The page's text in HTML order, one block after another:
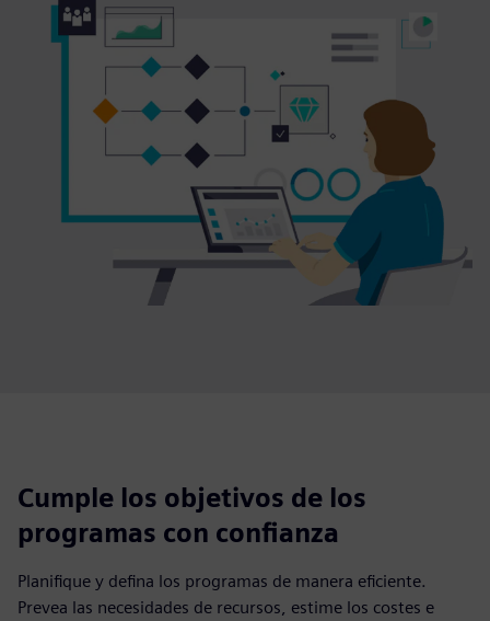
Cumple los objetivos de los
programas con confianza
Planifique y defina los programas de manera eficiente.
Prevea las necesidades de recursos, estime los costes e